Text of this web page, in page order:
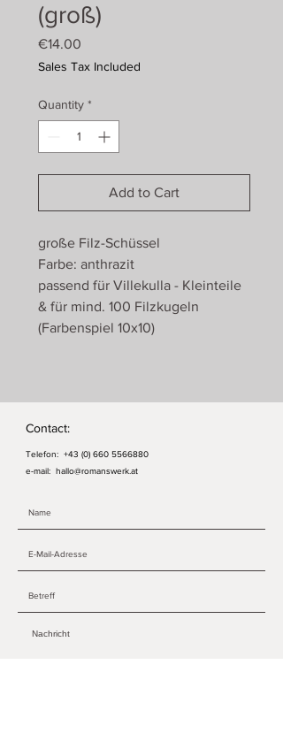
(groß)
€14.00
Sales Tax Included
Quantity *
Add to Cart
große Filz-Schüssel
Farbe: anthrazit
passend für Villekulla - Kleinteile
& für mind. 100 Filzkugeln
(Farbenspiel 10x10)
Contact:
Telefon: +43 (0) 660 5566880
e-mail: hallo@romanswerk.at